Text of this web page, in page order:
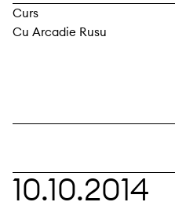
Curs
Cu Arcadie Rusu
10.10.2014